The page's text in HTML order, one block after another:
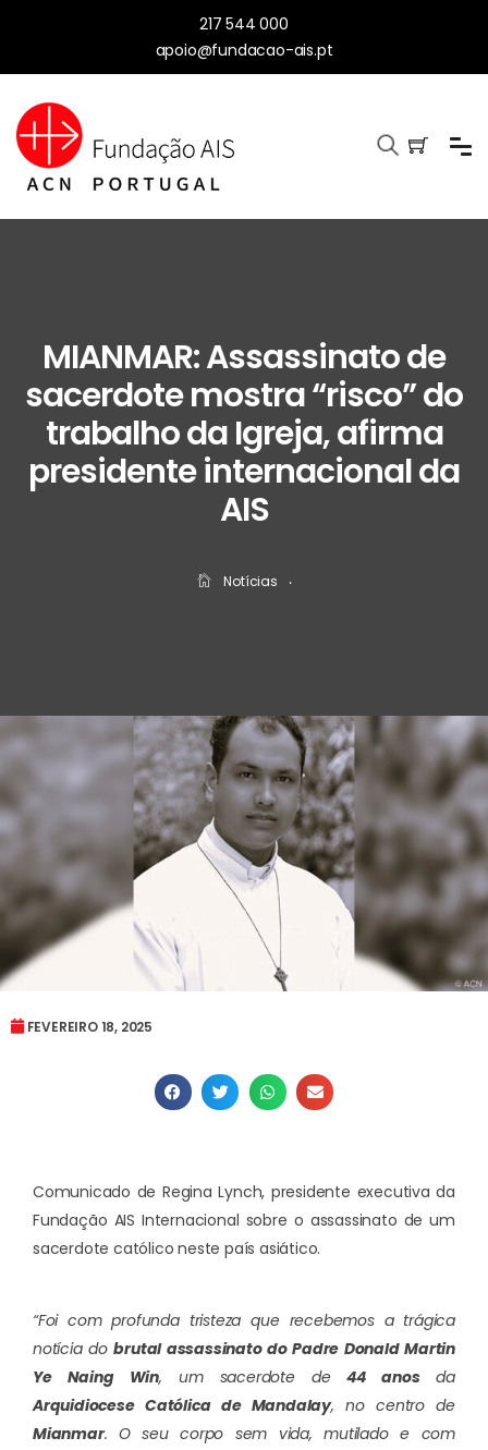
217 544 000
apoio@fundacao-ais.pt
MIANMAR: Assassinato de
sacerdote mostra “risco” do
trabalho da Igreja, afirma
presidente internacional da
AIS
Notícias ‧
FEVEREIRO 18, 2025
Comunicado de Regina Lynch, presidente executiva da
Fundação AIS Internacional sobre o assassinato de um
sacerdote católico neste país asiático.
“Foi com profunda tristeza que recebemos a trágica
notícia dobrutal assassinato do Padre Donald Martin
Ye Naing Win, um sacerdote de44 anosda
Arquidiocese Católica de Mandalay, no centro de
Mianmar. O seu corpo sem vida, mutilado e com